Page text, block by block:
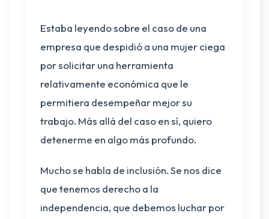
Estaba leyendo sobre el caso de una
empresa que despidió a una mujer ciega
por solicitar una herramienta
relativamente económica que le
permitiera desempeñar mejor su
trabajo. Más allá del caso en sí, quiero
detenerme en algo más profundo.
Mucho se habla de inclusión. Se nos dice
que tenemos derecho a la
independencia, que debemos luchar por